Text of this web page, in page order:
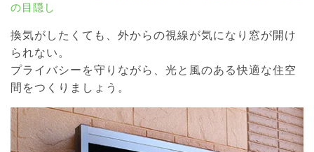
網戸
浴室ドア交換
介護リフォーム
屋根リフォーム
外壁リフォーム
の目隠し
換気がしたくても、外からの視線が気になり窓が開け
られない。
プライバシーを守りながら、光と風のある快適な住空
間をつくりましょう。